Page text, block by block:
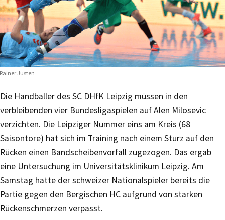
Justen
Die Handballer des SC DHfK Leipzig müssen in den
verbleibenden vier Bundesligaspielen auf Alen Milosevic
verzichten. Die Leipziger Nummer eins am Kreis (68
Saisontore) hat sich im Training nach einem Sturz auf den
Rücken einen Bandscheibenvorfall zugezogen. Das ergab
eine Untersuchung im Universitätsklinikum Leipzig. Am
Samstag hatte der schweizer Nationalspieler bereits die
Partie gegen den Bergischen HC aufgrund von starken
Rückenschmerzen verpasst.